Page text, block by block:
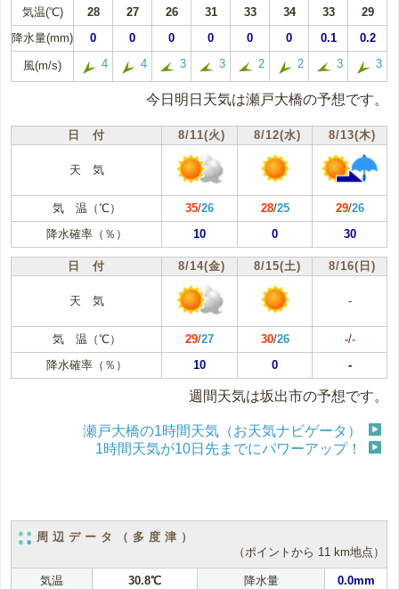
気温(℃) 28 27 26 31 33 34 33
29
降水量(mm)
0 0 0 0 0 0 0.1 0.2
風(m/s) 4 4 3 3 2 2 3 3
今日明日天気は瀬戸大橋の予想です。
日 付 8/11(火) 8/12(水) 8/13(木)
天 気
気 温（℃） 35/26 28/25 29/26
降水確率（％）
10 0 30
日 付 8/14(金) 8/15(土) 8/16(日)
天 気 -
気 温（℃） 29/27 30/26 -/-
降水確率（％）
10 0 -
週間天気は坂出市の予想です。
瀬戸大橋の1時間天気（お天気ナビゲータ）
1時間天気が10日先までにパワーアップ！
周辺データ（多度津）
（ポイントから 11 km地点）
気温 30.8℃ 降水量
0.0mm